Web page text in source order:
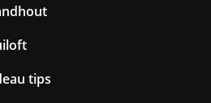
tips